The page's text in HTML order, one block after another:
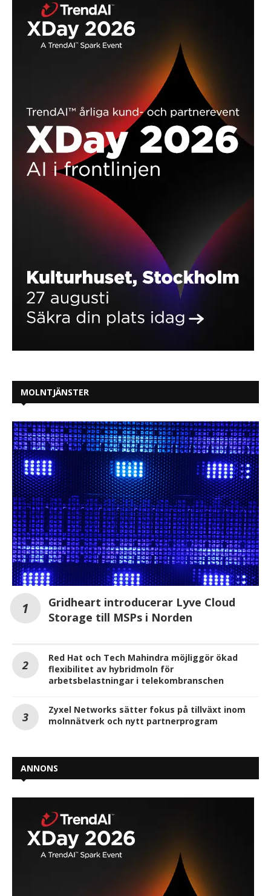
MOLNTJÄNSTER
Gridheart introducerar Lyve Cloud
Storage till MSPs i Norden
Red Hat och Tech Mahindra möjliggör ökad
flexibilitet av hybridmoln för
arbetsbelastningar i telekombranschen
Zyxel Networks sätter fokus på tillväxt inom
molnnätverk och nytt partnerprogram
ANNONS